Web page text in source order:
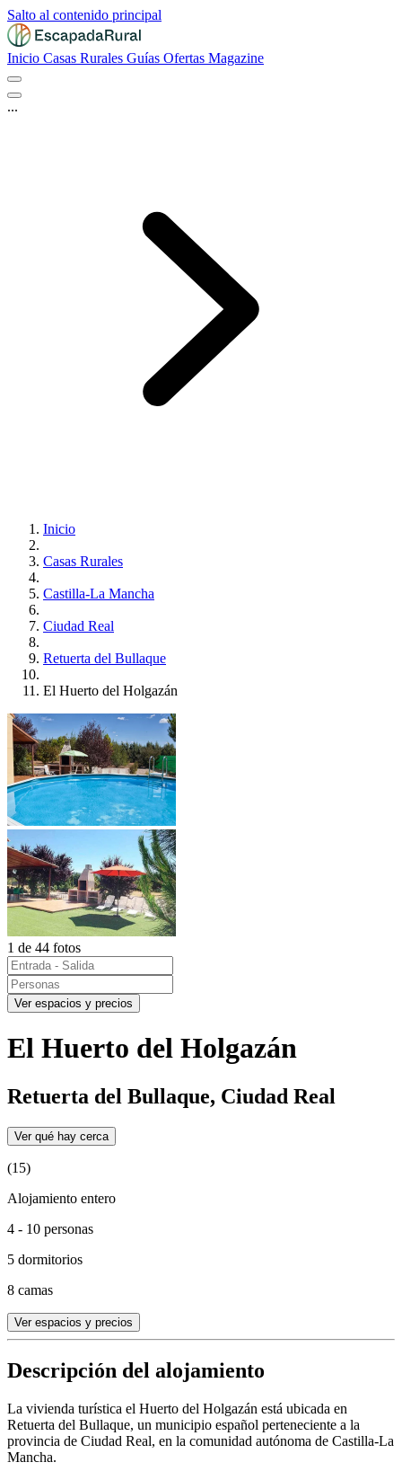
Salto al contenido principal
Inicio Casas Rurales Guías Ofertas Magazine
...
Inicio
Casas Rurales
Castilla-La Mancha
Ciudad Real
Retuerta del Bullaque
El Huerto del Holgazán
1 de 44 fotos
Ver espacios y precios
El Huerto del Holgazán
Retuerta del Bullaque, Ciudad Real
Ver qué hay cerca
(15)
Alojamiento entero
4 - 10 personas
5 dormitorios
8 camas
Ver espacios y precios
Descripción del alojamiento
La vivienda turística el Huerto del Holgazán está ubicada en
Retuerta del Bullaque, un municipio español perteneciente a la
provincia de Ciudad Real, en la comunidad autónoma de Castilla-La
Mancha.